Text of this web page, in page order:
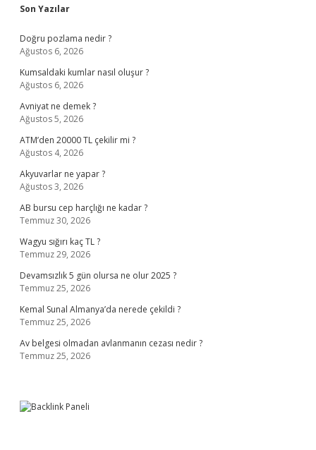
Sidebar
Son Yazılar
Doğru pozlama nedir ?
Ağustos 6, 2026
Kumsaldaki kumlar nasıl oluşur ?
Ağustos 6, 2026
Avniyat ne demek ?
Ağustos 5, 2026
ATM’den 20000 TL çekilir mi ?
Ağustos 4, 2026
Akyuvarlar ne yapar ?
Ağustos 3, 2026
AB bursu cep harçlığı ne kadar ?
Temmuz 30, 2026
Wagyu sığırı kaç TL ?
Temmuz 29, 2026
Devamsızlık 5 gün olursa ne olur 2025 ?
Temmuz 25, 2026
Kemal Sunal Almanya’da nerede çekildi ?
Temmuz 25, 2026
Av belgesi olmadan avlanmanın cezası nedir ?
Temmuz 25, 2026